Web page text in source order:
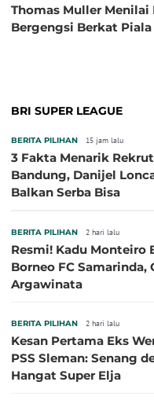
Thomas Muller Menilai
Bergengsi Berkat
BRI SUPER LEAGUE
BERITA PILIHAN 15 jam lalu
3 Fakta Menarik
Bandung, Danijel
Balkan Serba Bisa
BERITA PILIHAN 2 hari lalu
Resmi! Kadu Monteiro
Borneo FC Samarinda,
Argawinata
BERITA PILIHAN 2 hari lalu
Kesan Pertama Eks
PSS Sleman: Senang
Hangat Super Elja